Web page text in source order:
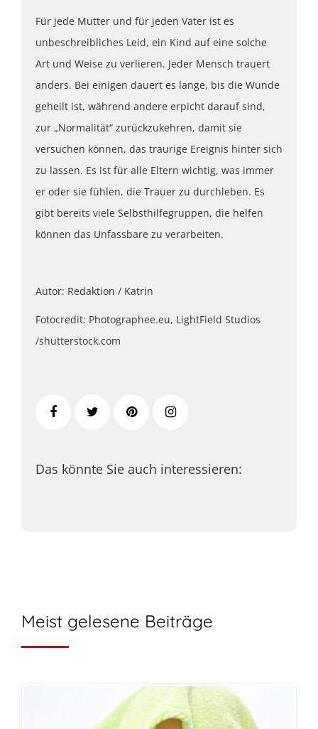
Für jede Mutter und für jeden Vater ist es
unbeschreibliches Leid, ein Kind auf eine solche
Art und Weise zu verlieren. Jeder Mensch trauert
anders. Bei einigen dauert es lange, bis die Wunde
geheilt ist, während andere erpicht darauf sind,
zur „Normalität“ zurückzukehren, damit sie
versuchen können, das traurige Ereignis hinter sich
zu lassen. Es ist für alle Eltern wichtig, was immer
er oder sie fühlen, die Trauer zu durchleben. Es
gibt bereits viele Selbsthilfegruppen, die helfen
können das Unfassbare zu verarbeiten.
Autor: Redaktion / Katrin
Fotocredit: Photographee.eu, LightField Studios
/shutterstock.com
Das könnte Sie auch interessieren:
Meist gelesene Beiträge